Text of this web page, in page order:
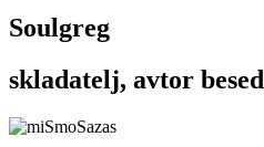
Soulgreg
skladatelj, avtor